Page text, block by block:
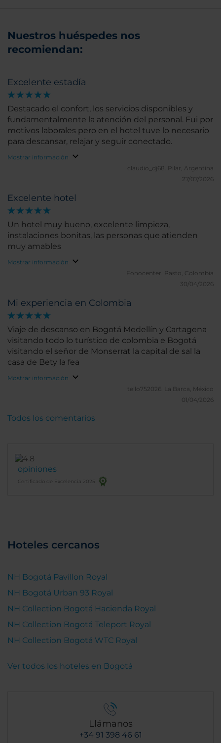
Nuestros huéspedes nos
recomiendan:
Excelente estadía
Destacado el confort, los servicios disponibles y
fundamentalmente la atención del personal. Fui por
motivos laborales pero en el hotel tuve lo necesario
para descansar, relajar y seguir conectado.
Mostrar información
claudio_dj68.
Pilar, Argentina
27/07/2026
Excelente hotel
Un hotel muy bueno, excelente limpieza,
instalaciones bonitas, las personas que atienden
muy amables
Mostrar información
Fonocenter.
Pasto, Colombia
30/04/2026
Mi experiencia en Colombia
Viaje de descanso en Bogotá Medellín y Cartagena
visitando todo lo turístico de colombia e Bogotá
visitando el señor de Monserrat la capital de sal la
casa de Bety la fea
Mostrar información
tello752026. La Barca, México
01/04/2026
opiniones
Certificado de Excelencia 2025
Todos los comentarios
Hoteles cercanos
NH Bogotá Pavillon Royal
NH Bogotá Urban 93 Royal
NH Collection Bogotá Hacienda Royal
NH Collection Bogotá Teleport Royal
NH Collection Bogotá WTC Royal
Ver todos los hoteles en Bogotá
Llámanos
+34 91 398 46 61